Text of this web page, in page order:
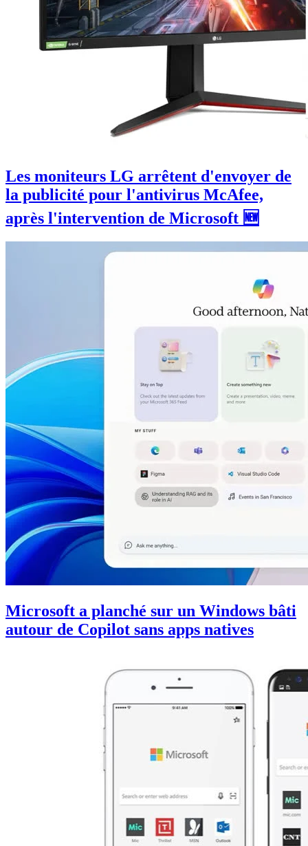
Les moniteurs LG arrêtent d'envoyer de
la publicité pour l'antivirus McAfee,
après l'intervention de Microsoft 🆕
Microsoft a planché sur un Windows bâti
autour de Copilot sans apps natives